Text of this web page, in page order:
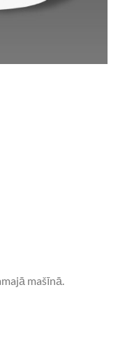
mašīnā.